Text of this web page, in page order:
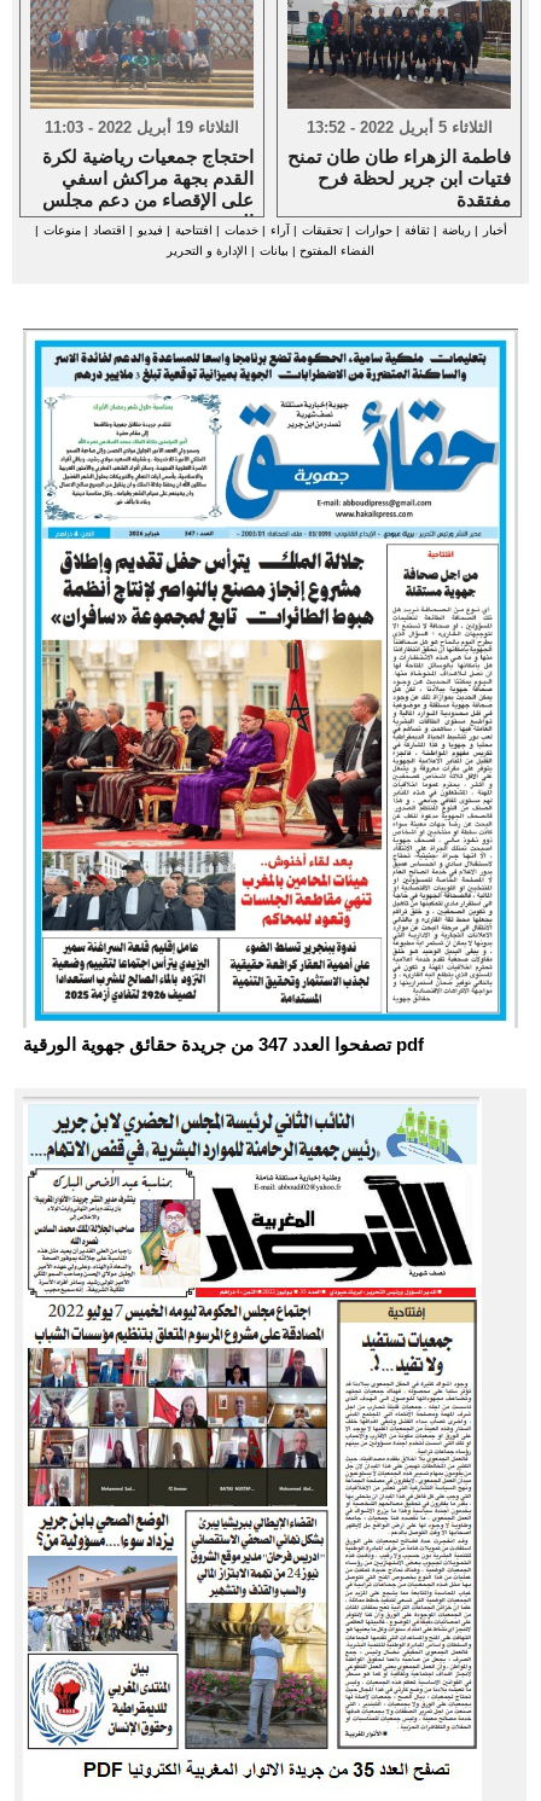
تصفحوا العدد 347 من جريدة حقائق جهوية الورقية pdf
الثلاثاء 19 أبريل 2022 - 11:03
احتجاج جمعيات رياضية لكرة
القدم بجهة مراكش اسفي
على الإقصاء من دعم مجلس
الجهة
الثلاثاء 5 أبريل 2022 - 13:52
فاطمة الزهراء طان طان تمنح
فتيات ابن جرير لحظة فرح
مفتقدة
أخبار |رياضة |ثقافة |حوارات |تحقيقات | آراء |خدمات | افتتاحية | فيديو | اقتصاد |منوعات |
الفضاء المفتوح | بيانات | الإدارة و التحرير